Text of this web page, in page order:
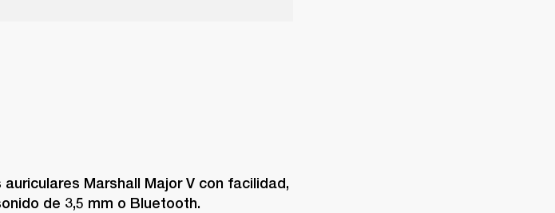
Marshall Major V con facilidad,
de 3,5 mm o Bluetooth.